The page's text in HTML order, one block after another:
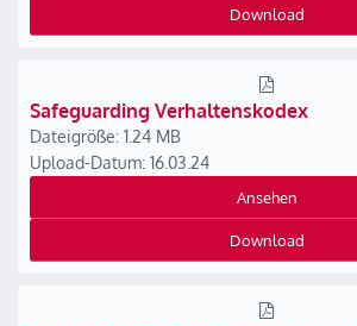
Download
Safeguarding Verhaltenskodex
Dateigröße: 1.24 MB
Upload-Datum: 16.03.24
Ansehen
Download